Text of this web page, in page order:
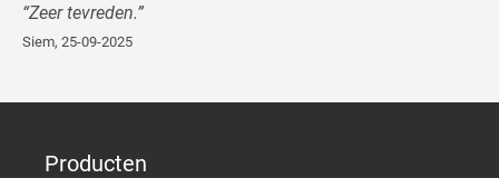
“Zeer tevreden.”
Siem, 25-09-2025
Producten